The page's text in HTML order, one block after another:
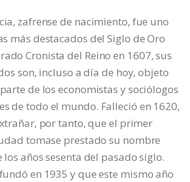
zafrense de nacimiento, fue uno
más destacados del Siglo de Oro
Cronista del Reino en 1607, sus
son, incluso a día de hoy, objeto
de los economistas y sociólogos
de todo el mundo. Falleció en 1620,
por tanto, que el primer
tomase prestado su nombre
los años sesenta del pasado siglo.
en 1935 y que este mismo año